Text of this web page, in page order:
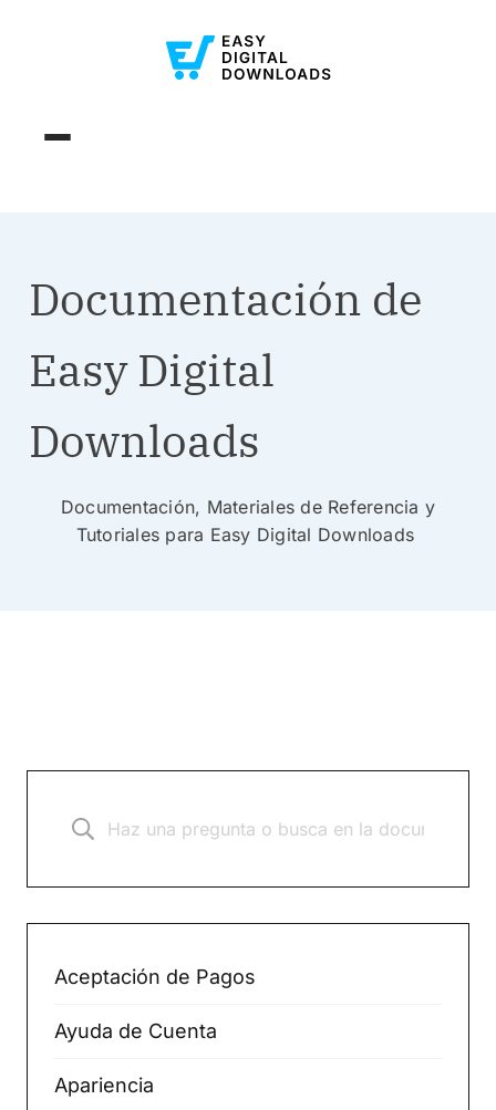
Documentación de
Easy Digital
Downloads
Documentación, Materiales de Referencia y
Tutoriales para Easy Digital Downloads
Aceptación de Pagos
Ayuda de Cuenta
Apariencia